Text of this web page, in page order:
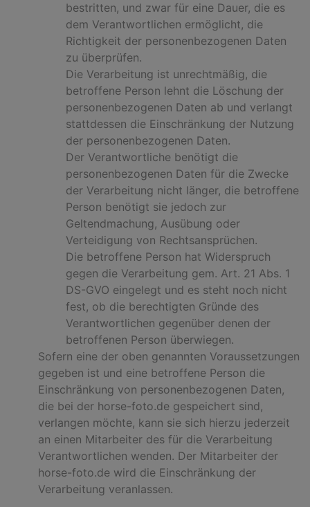
bestritten, und zwar für eine Dauer, die es
dem Verantwortlichen ermöglicht, die
Richtigkeit der personenbezogenen Daten
zu überprüfen.
Die Verarbeitung ist unrechtmäßig, die
betroffene Person lehnt die Löschung der
personenbezogenen Daten ab und verlangt
stattdessen die Einschränkung der Nutzung
der personenbezogenen Daten.
Der Verantwortliche benötigt die
personenbezogenen Daten für die Zwecke
der Verarbeitung nicht länger, die betroffene
Person benötigt sie jedoch zur
Geltendmachung, Ausübung oder
Verteidigung von Rechtsansprüchen.
Die betroffene Person hat Widerspruch
gegen die Verarbeitung gem. Art. 21 Abs. 1
DS-GVO eingelegt und es steht noch nicht
fest, ob die berechtigten Gründe des
Verantwortlichen gegenüber denen der
betroffenen Person überwiegen.
Sofern eine der oben genannten Voraussetzungen
gegeben ist und eine betroffene Person die
Einschränkung von personenbezogenen Daten,
die bei der horse-foto.de gespeichert sind,
verlangen möchte, kann sie sich hierzu jederzeit
an einen Mitarbeiter des für die Verarbeitung
Verantwortlichen wenden. Der Mitarbeiter der
horse-foto.de wird die Einschränkung der
Verarbeitung veranlassen.